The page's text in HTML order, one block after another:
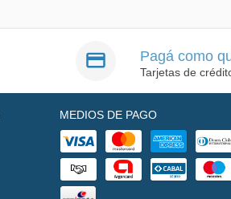
Pagá como
Tarjetas de
MEDIOS DE PAGO